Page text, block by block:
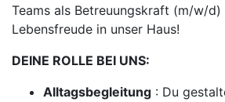
Teams als Betreuungskraft (m/w/d)
Lebensfreude in unser Haus!
DEINE ROLLE BEI UNS:
Alltagsbegleitung : Du